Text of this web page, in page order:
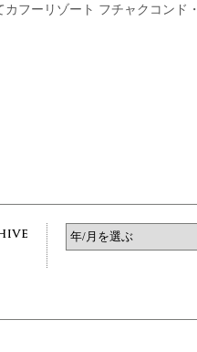
フーリゾート フチャクコンド・